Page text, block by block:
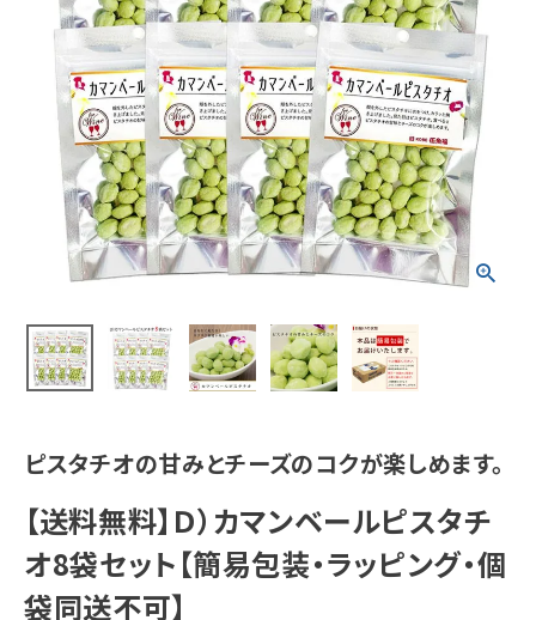
ピスタチオの甘みとチーズのコクが楽しめます。
【送料無料】Ｄ）カマンベールピスタチ
オ8袋セット【簡易包装・ラッピング・個
袋同送不可】